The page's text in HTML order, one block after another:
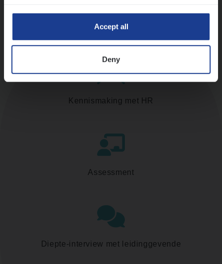
Accept all
Deny
Kennismaking met HR
Assessment
Diepte-interview met leidinggevende